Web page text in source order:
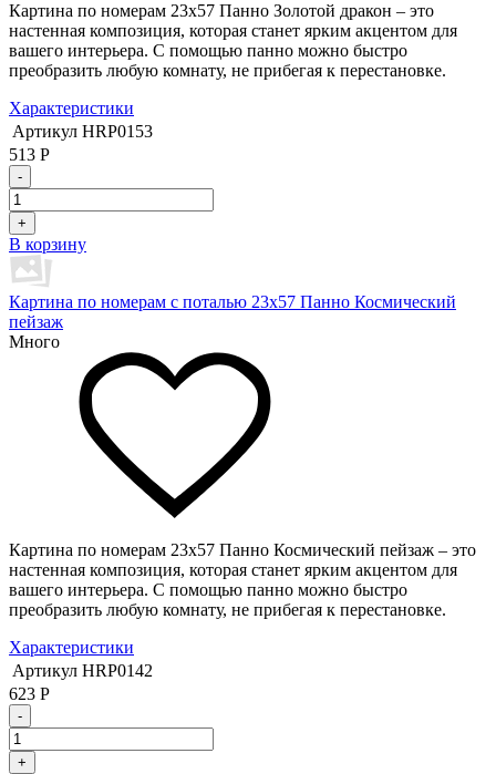
Картина по номерам 23х57 Панно Золотой дракон – это
настенная композиция, которая станет ярким акцентом для
вашего интерьера. С помощью панно можно быстро
преобразить любую комнату, не прибегая к перестановке.
Характеристики
Артикул HRP0153
513 Р
-
+
В корзину
Картина по номерам с поталью 23х57 Панно Космический
пейзаж
Много
Картина по номерам 23х57 Панно Космический пейзаж – это
настенная композиция, которая станет ярким акцентом для
вашего интерьера. С помощью панно можно быстро
преобразить любую комнату, не прибегая к перестановке.
Характеристики
Артикул HRP0142
623 Р
-
+